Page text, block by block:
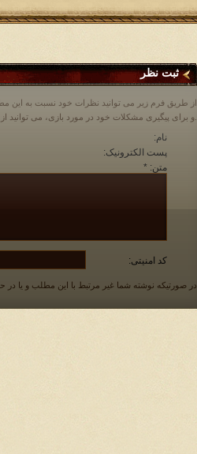
ثبت نظر
از طریق فرم زیر می توانید نظرات خود نسبت به این
نام:
پست الکترونیک:
متن:*
کد امنیتی:
در صورتیکه نوشته شما غیر مرتبط با این مطلب و یا در